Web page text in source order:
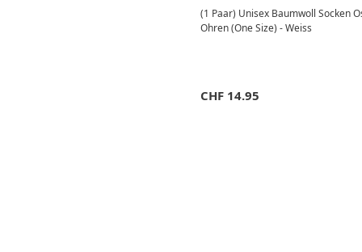
(1 Paar) Unisex Baumwoll Socken
Ohren (One Size) - Weiss
CHF 14.95